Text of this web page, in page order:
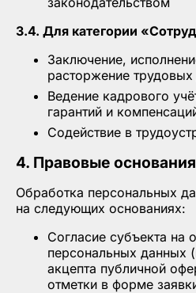
3.4. Для категории
Заключение,
расторжение
Ведение кадрового
гарантий и
Содействие в
4. Правовые
Обработка персональных
на следующих основаниях:
Согласие субъекта на
персональных данных
акцепта публичной
отметки в форме